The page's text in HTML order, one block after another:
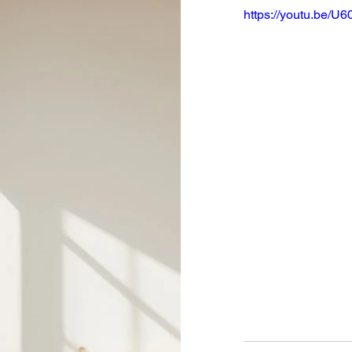
https://youtu.be/